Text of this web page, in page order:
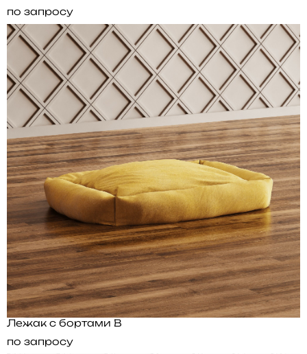
по запросу
Лежак с бортами B
по запросу